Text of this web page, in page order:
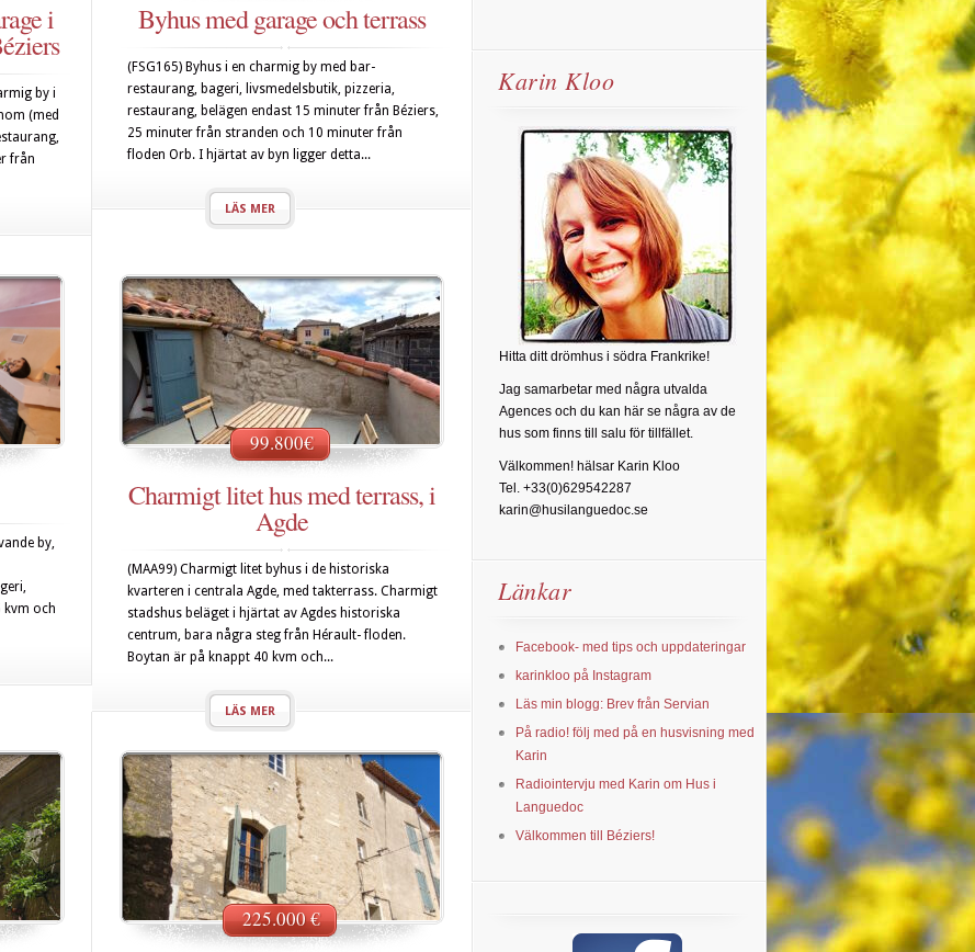
i
by i
(med
från
Byhus med garage och terrass
(FSG165) Byhus i en charmig by med bar-
restaurang, bageri, livsmedelsbutik, pizzeria,
restaurang, belägen endast 15 minuter från Béziers,
25 minuter från stranden och 10 minuter från
floden Orb. I hjärtat av byn ligger detta...
LÄS MER
by,
kvm och
99.800€
Charmigt litet hus med terrass, i
Agde
(MAA99) Charmigt litet byhus i de historiska
kvarteren i centrala Agde, med takterrass. Charmigt
stadshus beläget i hjärtat av Agdes historiska
centrum, bara några steg från Hérault- floden.
Boytan är på knappt 40 kvm och...
LÄS MER
225.000 €
Karin Kloo
Hitta ditt drömhus i södra Frankrike!
Jag samarbetar med några utvalda
Agences och du kan här se några av de
hus som finns till salu för tillfället.
Välkommen! hälsar Karin Kloo
Tel. +33(0)629542287
karin@husilanguedoc.se
Länkar
Facebook- med tips och uppdateringar
karinkloo på Instagram
Läs min blogg: Brev från Servian
På radio! följ med på en husvisning med
Karin
Radiointervju med Karin om Hus i
Languedoc
Välkommen till Béziers!